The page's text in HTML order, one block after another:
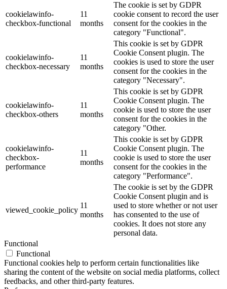
cookielawinfo-
checkbox-functional
11
months
The cookie is set by GDPR
cookie consent to record the user
consent for the cookies in the
category "Functional".
cookielawinfo-
checkbox-necessary
11
months
This cookie is set by GDPR
Cookie Consent plugin. The
cookies is used to store the user
consent for the cookies in the
category "Necessary".
cookielawinfo-
checkbox-others
11
months
This cookie is set by GDPR
Cookie Consent plugin. The
cookie is used to store the user
consent for the cookies in the
category "Other.
cookielawinfo-
checkbox-
performance
11
months
This cookie is set by GDPR
Cookie Consent plugin. The
cookie is used to store the user
consent for the cookies in the
category "Performance".
viewed_cookie_policy
11
months
The cookie is set by the GDPR
Cookie Consent plugin and is
used to store whether or not user
has consented to the use of
cookies. It does not store any
personal data.
Functional
Functional
Functional cookies help to perform certain functionalities like
sharing the content of the website on social media platforms, collect
feedbacks, and other third-party features.